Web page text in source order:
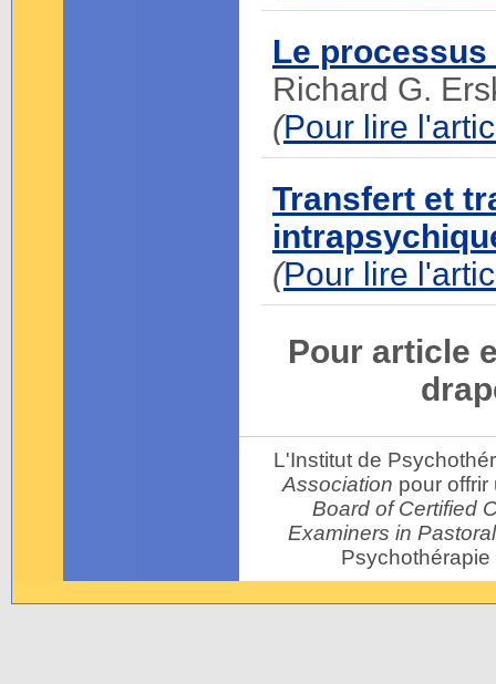
Le
Richard G.
(Pour lire
Transfert et
(Pour lire
Pour article
L'Institut de
Association pour
Board of Certified
Examiners in